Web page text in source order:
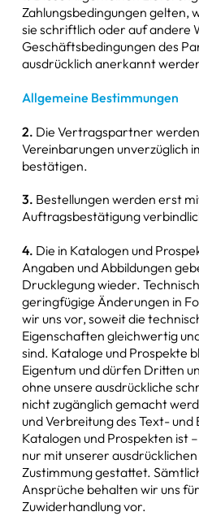
Zangen & Scheren
Schüsseln & Schalen
Wasserstrahlpumpen
Ersatzteile & Zubehör
sonstige Artikel
Zahlungsbedingungen gelten,
sie schriftlich oder auf andere
Geschäftsbedingungen des
ausdrücklich anerkannt
Allgemeine Bestimmungen
2. Die Vertragspartner
Vereinbarungen unverzüglich
bestätigen.
3. Bestellungen werden erst
Auftragsbestätigung
4. Die in Katalogen und
Angaben und Abbildungen
Drucklegung wieder.
geringfügige Änderungen in
wir uns vor, soweit die
Eigenschaften gleichwertig
sind. Kataloge und Prospekte
Eigentum und dürfen Dritten
ohne unsere ausdrückliche
nicht zugänglich gemacht
und Verbreitung des Text- und
Katalogen und Prospekten ist
nur mit unserer
Zustimmung gestattet.
Ansprüche behalten wir uns
Zuwiderhandlung vor.